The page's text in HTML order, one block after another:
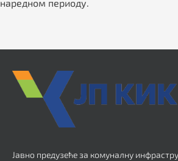
наредном периоду.
Јавно предузеће за комуналну